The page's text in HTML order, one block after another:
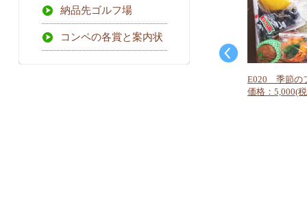
納品先ゴルフ場
コンペの各賞と案内状
E020 季節の
価格：5,000(